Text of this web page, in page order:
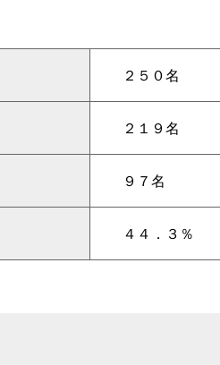
２５０名
２１９名
９７名
４４．３％